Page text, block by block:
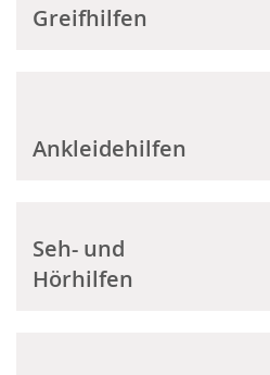
Greifhilfen
Ankleidehilfen
Seh- und
Hörhilfen